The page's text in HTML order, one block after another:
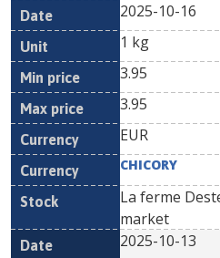
2025-10-16
1 kg
3.95
3.95
EUR
CHICORY
La ferme
market
2025-10-13